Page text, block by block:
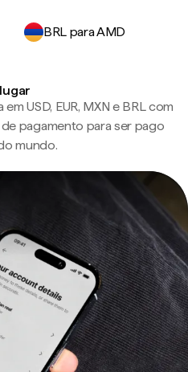
BRL para AMD
USD, EUR, MXN e BRL com
pagamento para ser pago
mundo.